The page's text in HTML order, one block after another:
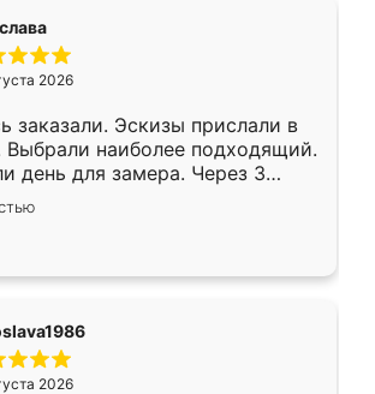
2026
заказали. Эскизы прислали в
Выбрали наиболее подходящий.
день для замера. Через 3
была уже готова. Остались
Спасибо Ренессанс
работу!
2026